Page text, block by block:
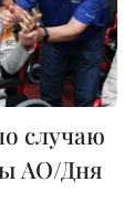
случаю
АО/Дня